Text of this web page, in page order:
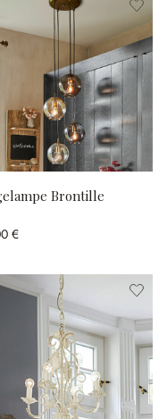
Brontille
€